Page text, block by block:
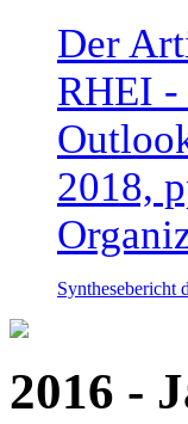
Der
RHEI -
2018,
Synthesebericht
2016 -